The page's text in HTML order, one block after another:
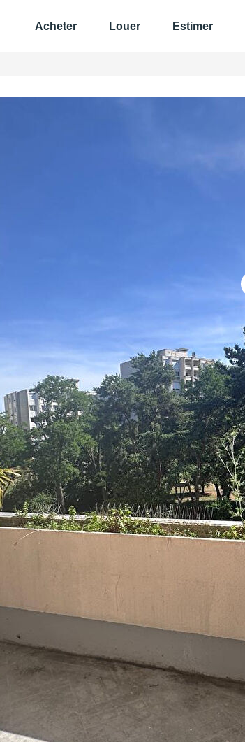
Acheter Louer Estimer
de 56m², situé au sein d'une résidence calme,
proche des commerces et des lignes de BUS A,
une salle de douche avec WC, une grande pièce
SUD EST, une grande chambre.